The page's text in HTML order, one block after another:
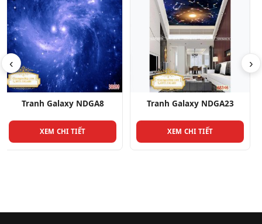
‹
Tranh Galaxy NDGA23
XEM CHI TIẾT
Tranh Galaxy NDGA30
XEM CHI TIẾT
›